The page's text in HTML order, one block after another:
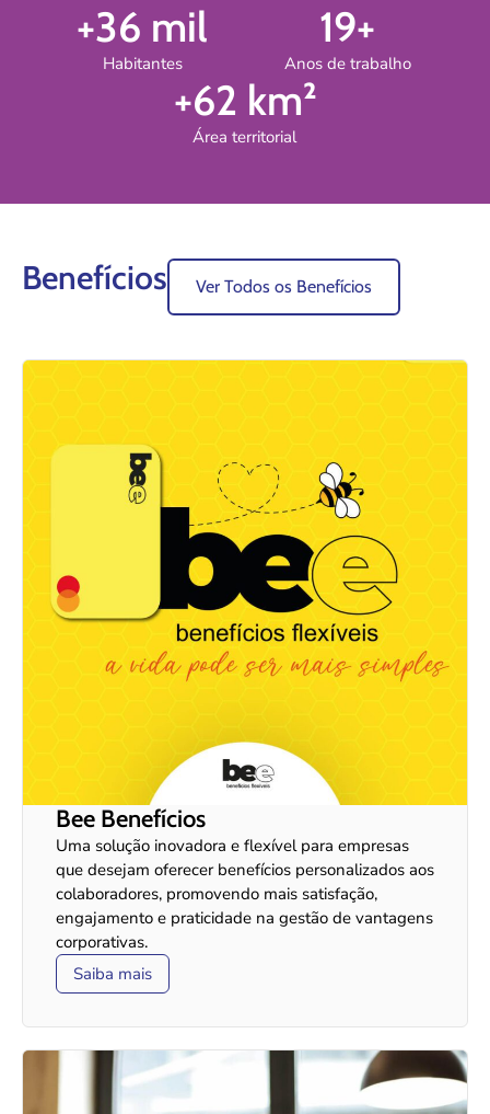
Habitantes
+36 mil
Anos de trabalho
19+
Área territorial
+62 km²
Benefícios Ver Todos os Benefícios
Bee Benefícios
Uma solução inovadora e flexível para empresas
que desejam oferecer benefícios personalizados aos
colaboradores, promovendo mais satisfação,
engajamento e praticidade na gestão de vantagens
corporativas.
Saiba mais